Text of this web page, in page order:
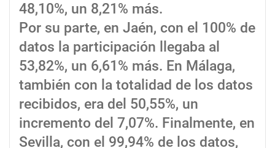
48,10%, un 8,21% más.
Por su parte, en Jaén, con el 100% de
datos la participación llegaba al
53,82%, un 6,61% más. En Málaga,
también con la totalidad de los datos
recibidos, era del 50,55%, un
incremento del 7,07%. Finalmente, en
Sevilla, con el 99,94% de los datos,